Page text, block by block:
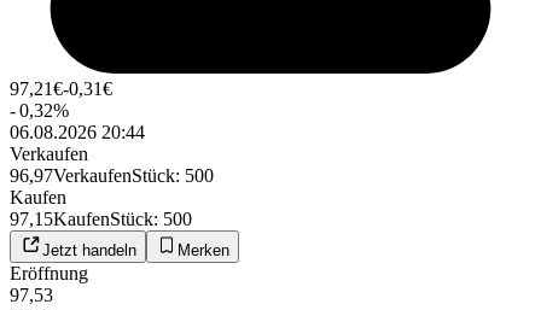
97,21€-0,31€
-0,32%
06.08.2026 20:44
Verkaufen
96,97VerkaufenStück: 500
Kaufen
97,15KaufenStück: 500
Jetzt handeln Merken
Eröffnung
97,53